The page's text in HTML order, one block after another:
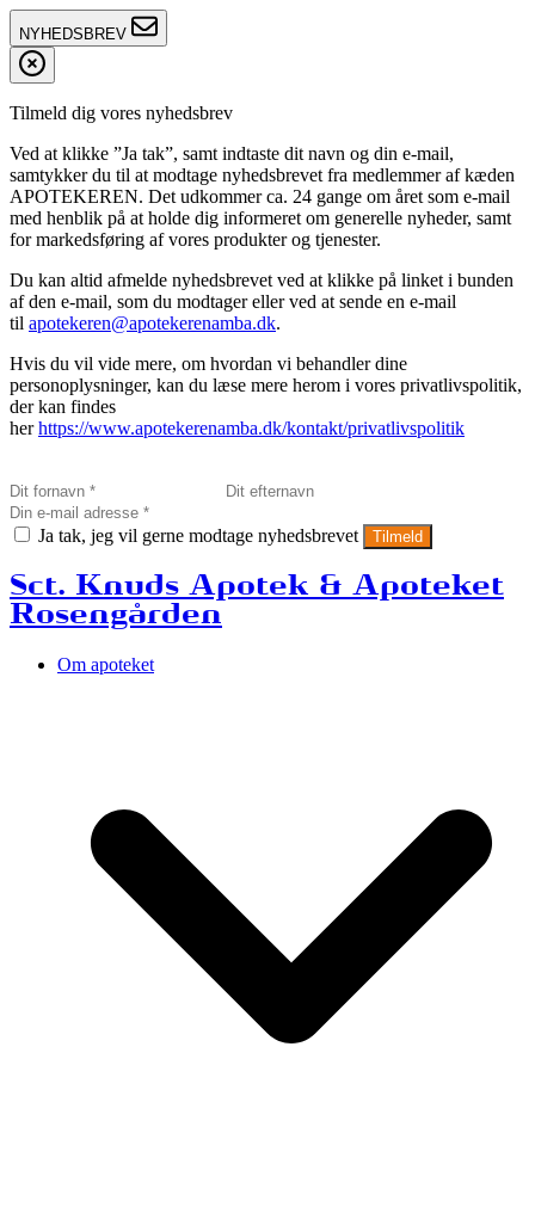
NYHEDSBREV
Tilmeld dig vores nyhedsbrev
Ved at klikke ”Ja tak”, samt indtaste dit navn og din e-mail,
samtykker du til at modtage nyhedsbrevet fra medlemmer af kæden
APOTEKEREN. Det udkommer ca. 24 gange om året som e-mail
med henblik på at holde dig informeret om generelle nyheder, samt
for markedsføring af vores produkter og tjenester.
Du kan altid afmelde nyhedsbrevet ved at klikke på linket i bunden
af den e-mail, som du modtager eller ved at sende en e-mail
til apotekeren@apotekerenamba.dk.
Hvis du vil vide mere, om hvordan vi behandler dine
personoplysninger, kan du læse mere herom i vores privatlivspolitik,
der kan findes
herhttps://www.apotekerenamba.dk/kontakt/privatlivspolitik
Ja tak, jeg vil gerne modtage nyhedsbrevet Tilmeld
Sct. Knuds Apotek & Apoteket
Rosengården
Om apoteket